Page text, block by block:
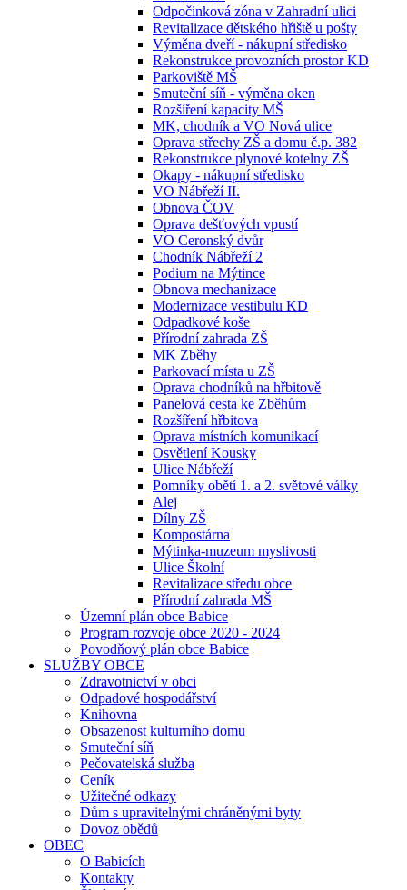
Odpočinková zóna v Zahradní ulici
Revitalizace dětského hřiště u pošty
Výměna dveří - nákupní středisko
Rekonstrukce provozních prostor KD
Parkoviště MŠ
Smuteční síň - výměna oken
Rozšíření kapacity MŠ
MK, chodník a VO Nová ulice
Oprava střechy ZŠ a domu č.p. 382
Rekonstrukce plynové kotelny ZŠ
Okapy - nákupní středisko
VO Nábřeží II.
Obnova ČOV
Oprava dešťových vpustí
VO Ceronský dvůr
Chodník Nábřeží 2
Podium na Mýtince
Obnova mechanizace
Modernizace vestibulu KD
Odpadkové koše
Přírodní zahrada ZŠ
MK Zběhy
Parkovací místa u ZŠ
Oprava chodníků na hřbitově
Panelová cesta ke Zběhům
Rozšíření hřbitova
Oprava místních komunikací
Osvětlení Kousky
Ulice Nábřeží
Pomníky obětí 1. a 2. světové války
Alej
Dílny ZŠ
Kompostárna
Mýtinka-muzeum myslivosti
Ulice Školní
Revitalizace středu obce
Přírodní zahrada MŠ
Územní plán obce Babice
Program rozvoje obce 2020 - 2024
Povodňový plán obce Babice
SLUŽBY OBCE
Zdravotnictví v obci
Odpadové hospodářství
Knihovna
Obsazenost kulturního domu
Smuteční síň
Pečovatelská služba
Ceník
Užitečné odkazy
Dům s upravitelnými chráněnými byty
Dovoz obědů
OBEC
O Babicích
Kontakty